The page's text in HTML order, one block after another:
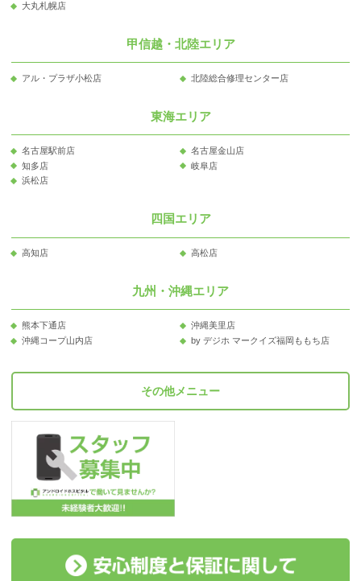
大丸札幌店
甲信越・北陸エリア
アル・プラザ小松店 北陸総合修理センター店
東海エリア
名古屋駅前店
名古屋金山店
知多店
岐阜店
浜松店
四国エリア
高知店 高松店
九州・沖縄エリア
熊本下通店
沖縄美里店
沖縄コープ山内店
by デジホ マークイズ福岡ももち店
その他メニュー